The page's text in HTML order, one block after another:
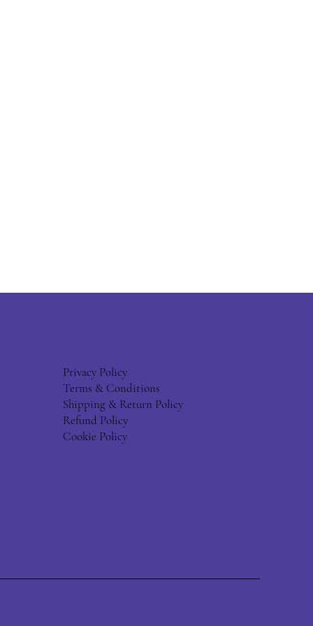
Privacy Policy
Terms & Conditions
Shipping & Return Policy
Refund Policy
Cookie Policy